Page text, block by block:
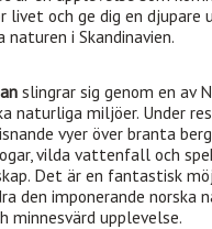
livet och ge dig en djupare
naturen i Skandinavien.
slingrar sig genom en av
naturliga miljöer. Under
vyer över branta
vilda vattenfall och
Det är en fantastisk
den imponerande norska
minnesvärd upplevelse.